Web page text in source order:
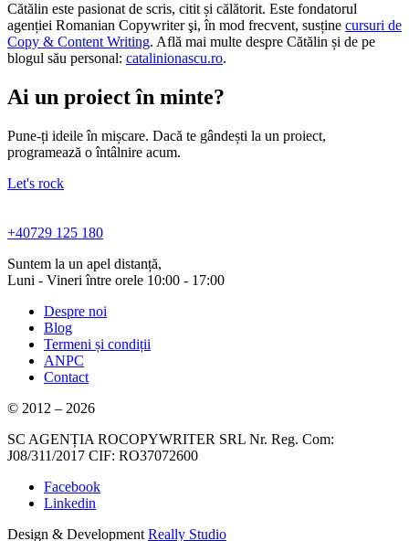
Cătălin este pasionat de scris, citit și călătorit. Este fondatorul
agenției Romanian Copywriter şi, în mod frecvent, susține cursuri de
Copy & Content Writing. Află mai multe despre Cătălin și de pe
blogul său personal: catalinionascu.ro.
Ai un proiect în minte?
Pune-ți ideile în mișcare. Dacă te gândești la un proiect,
programează o întâlnire acum.
Let's rock
+40729 125 180
Suntem la un apel distanță,
Luni - Vineri între orele 10:00 - 17:00
Despre noi
Blog
Termeni și condiții
ANPC
Contact
© 2012 – 2026
SC AGENȚIA ROCOPYWRITER SRL Nr. Reg. Com:
J08/311/2017 CIF: RO37072600
Facebook
Linkedin
Design & Development Really Studio